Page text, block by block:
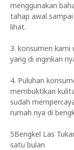
menggunakan
tahap awal
lihat.
3. konsumen kami
yang di inginkan
4. Puluhan
membuktikan
sudah
rumah nya di
5Bengkel Las
satu bulan